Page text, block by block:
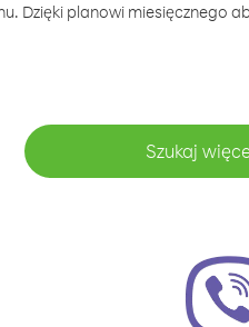
Dzięki planowi miesięcznego
Szukaj